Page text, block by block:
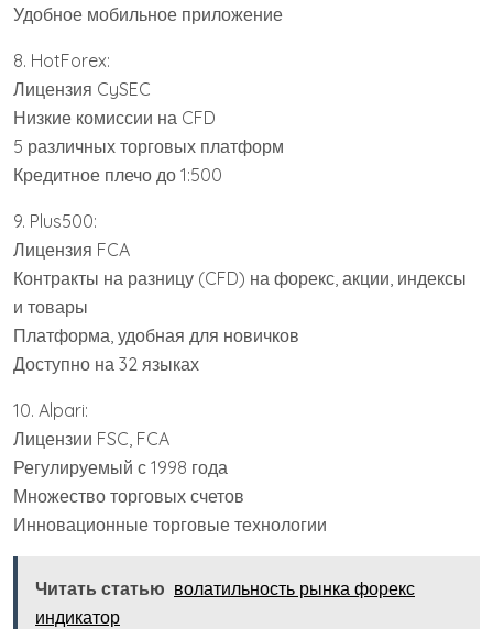
Удобное мобильное приложение
8. HotForex:
Лицензия CySEC
Низкие комиссии на CFD
5 различных торговых платформ
Кредитное плечо до 1:500
9. Plus500:
Лицензия FCA
Контракты на разницу (CFD) на форекс, акции, индексы
и товары
Платформа, удобная для новичков
Доступно на 32 языках
10. Alpari:
Лицензии FSC, FCA
Регулируемый с 1998 года
Множество торговых счетов
Инновационные торговые технологии
Читать статью волатильность рынка форекс
индикатор